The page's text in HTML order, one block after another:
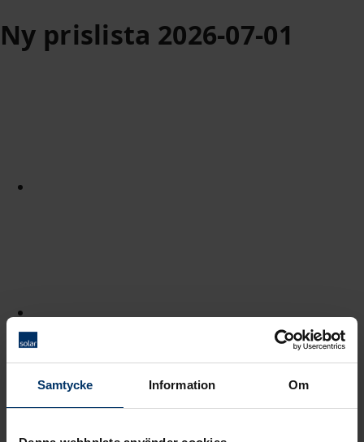
Samtycke Information Om
Ny prislista 2026-07-01